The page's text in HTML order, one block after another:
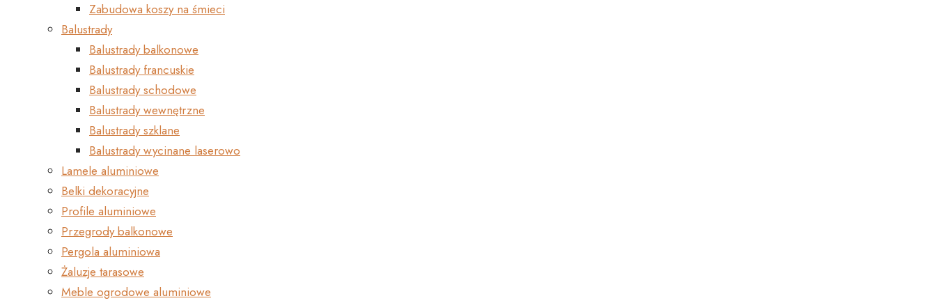
Zabudowa koszy na śmieci
Balustrady
Balustrady balkonowe
Balustrady francuskie
Balustrady schodowe
Balustrady wewnętrzne
Balustrady szklane
Balustrady wycinane laserowo
Lamele aluminiowe
Belki dekoracyjne
Profile aluminiowe
Przegrody balkonowe
Pergola aluminiowa
Żaluzje tarasowe
Meble ogrodowe aluminiowe